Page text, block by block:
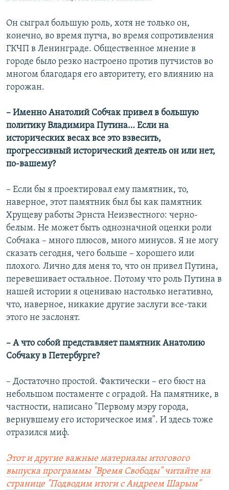
Он сыграл большую роль, хотя не только он,
конечно, во время путча, во время сопротивления
ГКЧП в Ленинграде. Общественное мнение в
городе было резко настроено против путчистов во
многом благодаря его авторитету, его влиянию на
горожан.
– Именно Анатолий Собчак привел в большую
политику Владимира Путина… Если на
исторических весах все это взвесить,
прогрессивный исторический деятель он или нет,
по-вашему?
– Если бы я проектировал ему памятник, то,
наверное, этот памятник был бы как памятник
Хрущеву работы Эрнста Неизвестного: черно-
белым. Не может быть однозначной оценки роли
Собчака – много плюсов, много минусов. Я не могу
сказать сегодня, чего больше – хорошего или
плохого. Лично для меня то, что он привел Путина,
перевешивает остальное. Потому что роль Путина в
нашей истории я оцениваю настолько негативно,
что, наверное, никакие другие заслуги все-таки
этого не заслонят.
– А что собой представляет памятник Анатолию
Собчаку в Петербурге?
– Достаточно простой. Фактически – его бюст на
небольшом постаменте с оградой. На памятнике, в
частности, написано "Первому мэру города,
вернувшему его историческое имя". И здесь тоже
отразился миф.
Этот и другие важные материалы итогового
выпуска программы "Время Свободы" читайте на
странице "Подводим итоги с Андреем Шарым"